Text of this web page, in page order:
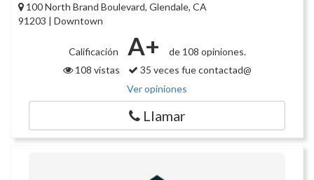
100 North Brand Boulevard, Glendale, CA
91203 | Downtown
Calificación A+
de 108 opiniones.
108 vistas
35 veces fue contactad@
Ver opiniones
Llamar